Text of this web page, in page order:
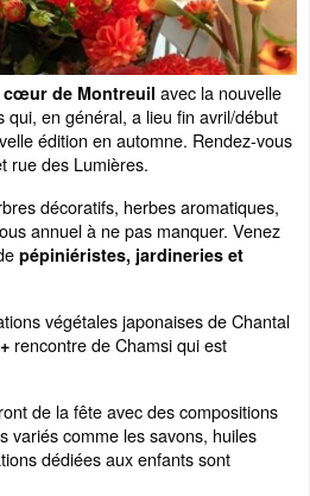
cœur de Montreuil avec la nouvelle
qui, en général, a lieu fin avril/début
édition en automne. Rendez-vous
rue des Lumières.
décoratifs, herbes aromatiques,
annuel à ne pas manquer. Venez
pépiniéristes, jardineries et
végétales japonaises de Chantal
+ rencontre deChamsi qui est
de la fête avec des compositions
variés comme les savons, huiles
dédiées aux enfants sont